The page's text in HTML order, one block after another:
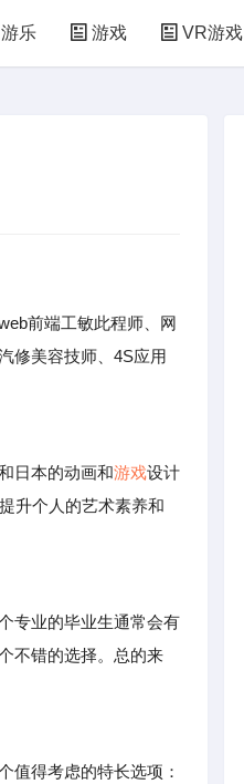
游乐 游戏 VR游戏
前端工敏此程师、网
修美容技师、4S应用
日本的动画和游戏设计
升个人的艺术素养和
专业的毕业生通常会有
不错的选择。总的来
得考虑的特长选项：